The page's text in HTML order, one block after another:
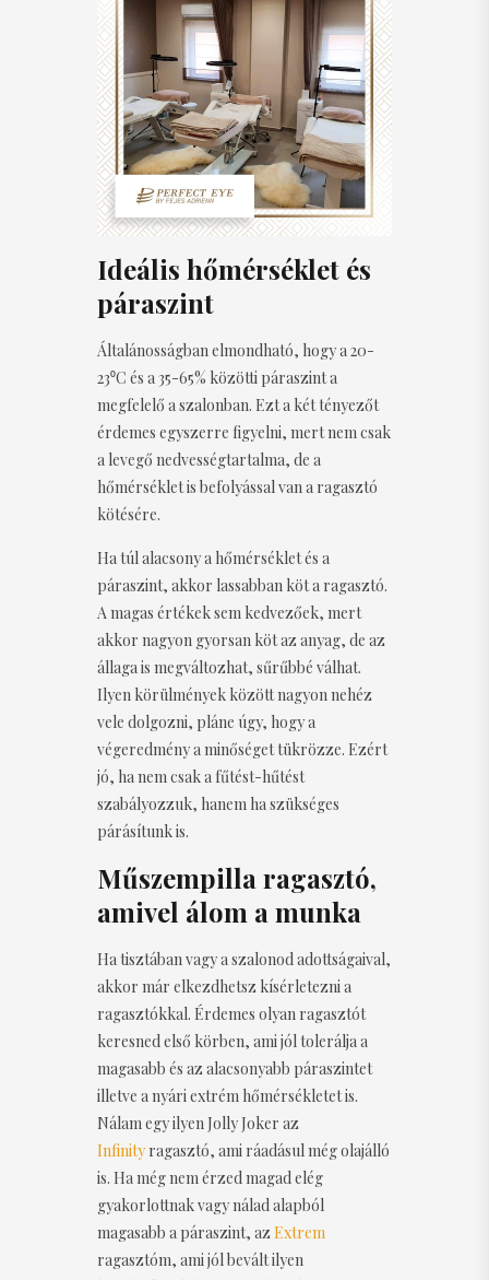
Ideális hőmérséklet és
páraszint
Általánosságban elmondható, hogy a 20-
23⁰C és a 35-65% közötti páraszint a
megfelelő a szalonban. Ezt a két tényezőt
érdemes egyszerre figyelni, mert nem csak
a levegő nedvességtartalma, de a
hőmérséklet is befolyással van a ragasztó
kötésére.
Ha túl alacsony a hőmérséklet és a
páraszint, akkor lassabban köt a ragasztó.
A magas értékek sem kedvezőek, mert
akkor nagyon gyorsan köt az anyag, de az
állaga is megváltozhat, sűrűbbé válhat.
Ilyen körülmények között nagyon nehéz
vele dolgozni, pláne úgy, hogy a
végeredmény a minőséget tükrözze. Ezért
jó, ha nem csak a fűtést-hűtést
szabályozzuk, hanem ha szükséges
párásítunk is.
Műszempilla ragasztó,
amivel álom a munka
Ha tisztában vagy a szalonod adottságaival,
akkor már elkezdhetsz kísérletezni a
ragasztókkal. Érdemes olyan ragasztót
keresned első körben, ami jól tolerálja a
magasabb és az alacsonyabb páraszintet
illetve a nyári extrém hőmérsékletet is.
Nálam egy ilyen Jolly Joker az
Infinityragasztó, ami ráadásul még olajálló
is. Ha még nem érzed magad elég
gyakorlottnak vagy nálad alapból
magasabb a páraszint, az Extrem
ragasztóm, ami jól bevált ilyen